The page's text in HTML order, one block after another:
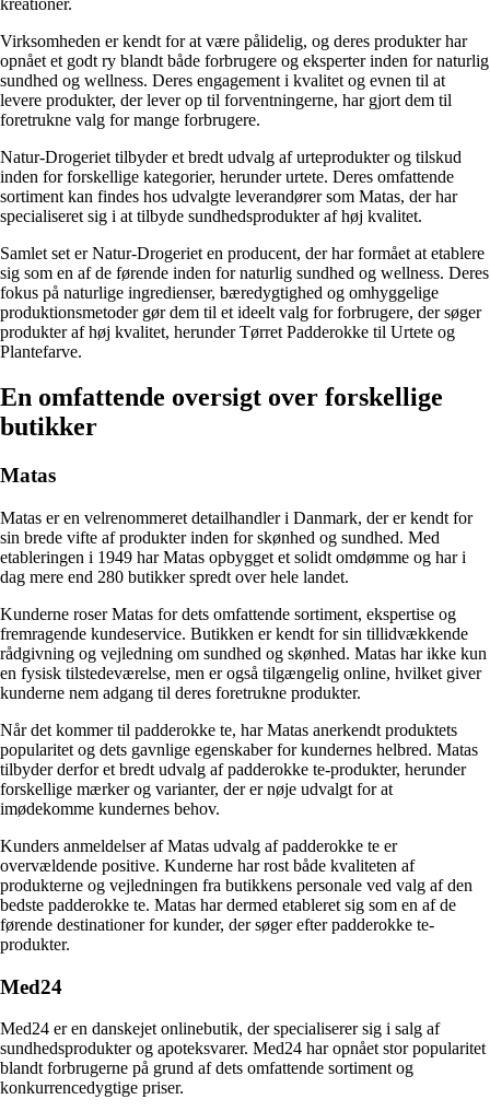
Virksomheden er kendt for at være pålidelig, og deres produkter har
opnået et godt ry blandt både forbrugere og eksperter inden for naturlig
sundhed og wellness. Deres engagement i kvalitet og evnen til at
levere produkter, der lever op til forventningerne, har gjort dem til
foretrukne valg for mange forbrugere.
Natur-Drogeriet tilbyder et bredt udvalg af urteprodukter og tilskud
inden for forskellige kategorier, herunder urtete. Deres omfattende
sortiment kan findes hos udvalgte leverandører som Matas, der har
specialiseret sig i at tilbyde sundhedsprodukter af høj kvalitet.
Samlet set er Natur-Drogeriet en producent, der har formået at etablere
sig som en af ​​de førende inden for naturlig sundhed og wellness. Deres
fokus på naturlige ingredienser, bæredygtighed og omhyggelige
produktionsmetoder gør dem til et ideelt valg for forbrugere, der søger
produkter af høj kvalitet, herunder Tørret Padderokke til Urtete og
Plantefarve.
En omfattende oversigt over forskellige
butikker
Matas
Matas er en velrenommeret detailhandler i Danmark, der er kendt for
sin brede vifte af produkter inden for skønhed og sundhed. Med
etableringen i 1949 har Matas opbygget et solidt omdømme og har i
dag mere end 280 butikker spredt over hele landet.
Kunderne roser Matas for dets omfattende sortiment, ekspertise og
fremragende kundeservice. Butikken er kendt for sin tillidvækkende
rådgivning og vejledning om sundhed og skønhed. Matas har ikke kun
en fysisk tilstedeværelse, men er også tilgængelig online, hvilket giver
kunderne nem adgang til deres foretrukne produkter.
Når det kommer til padderokke te, har Matas anerkendt produktets
popularitet og dets gavnlige egenskaber for kundernes helbred. Matas
tilbyder derfor et bredt udvalg af padderokke te-produkter, herunder
forskellige mærker og varianter, der er nøje udvalgt for at
imødekomme kundernes behov.
Kunders anmeldelser af Matas udvalg af padderokke te er
overvældende positive. Kunderne har rost både kvaliteten af
produkterne og vejledningen fra butikkens personale ved valg af den
bedste padderokke te. Matas har dermed etableret sig som en af de
førende destinationer for kunder, der søger efter padderokke te-
produkter.
Med24
Med24 er en danskejet onlinebutik, der specialiserer sig i salg af
sundhedsprodukter og apoteksvarer. Med24 har opnået stor popularitet
blandt forbrugerne på grund af dets omfattende sortiment og
konkurrencedygtige priser.